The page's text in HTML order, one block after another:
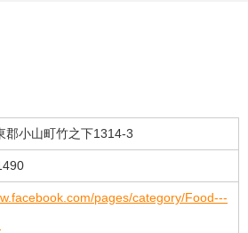
郡小山町竹之下1314-3
pages/category/Food---